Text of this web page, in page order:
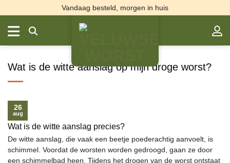
naar
inhoud
Vandaag besteld, morgen in huis
Wat is de witte aanslag op mijn droge worst?
26
aug
Wat is de witte aanslag precies?
De witte aanslag, die vaak een beetje poederachtig aanvoelt, is
schimmel. Voordat de worsten worden gedroogd, gaan ze door
een schimmelbad heen. Tijdens het drogen van de worst ontstaat